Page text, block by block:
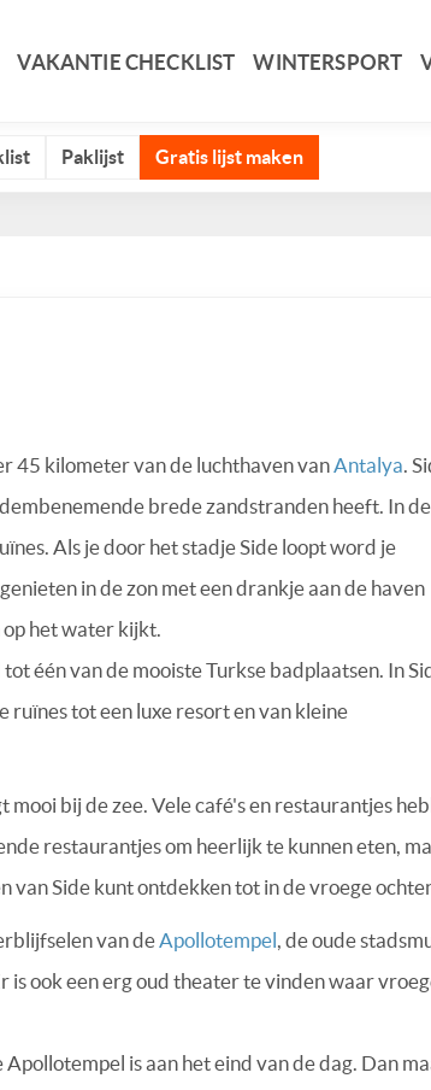
VAKANTIE CHECKLIST WINTERSPORT
Paklijst Gratis lijst maken
45 kilometer van de luchthaven van Antalya .
brede zandstranden heeft. In de
Als je door het stadje Side loopt word je
in de zon met een drankje aan de haven
het water kijkt.
één van de mooiste Turkse badplaatsen. In
ruïnes tot een luxe resort en van kleine
bij de zee. Vele café's en restaurantjes
restaurantjes om heerlijk te kunnen eten,
Side kunt ontdekken tot in de vroege
van de Apollotempel , de oude
ook een erg oud theater te vinden waar
is aan het eind van de dag. Dan